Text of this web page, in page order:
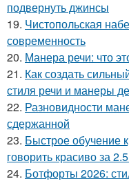
подвернуть джинсы
19. Чистопольская
современность
20. Манера речи: что
21. Как создать
стиля речи и манеры
22. Разновидности
сдержанной
23. Быстрое обучение
говорить красиво за
24. Ботфорты 2026: